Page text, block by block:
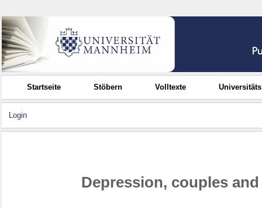
Startseite Stöbern Volltexte
Login
Depression, couples